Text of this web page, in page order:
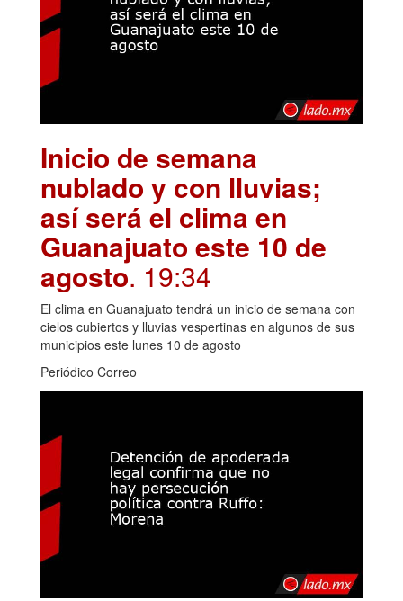
Inicio de semana
nublado y con lluvias;
así será el clima en
Guanajuato este 10 de
agosto. 19:34
El clima en Guanajuato tendrá un inicio de semana con
cielos cubiertos y lluvias vespertinas en algunos de sus
municipios este lunes 10 de agosto
Periódico Correo